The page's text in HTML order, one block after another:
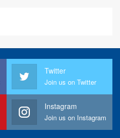
Twitter
Join us on Twitter
Instagram
Join us on Instagram